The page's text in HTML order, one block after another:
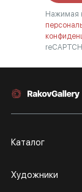
Нажимая
Каталог
Художники